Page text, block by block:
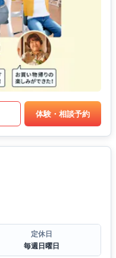
体験・相談予約
定休日
毎週日曜日